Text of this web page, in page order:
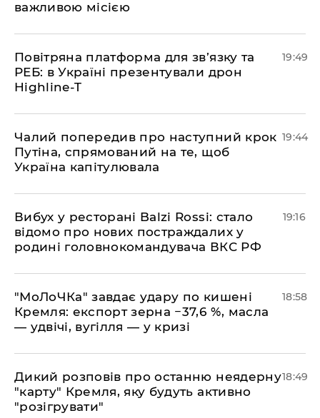
важливою місією
​Повітряна платформа для зв’язку та
РЕБ: в Україні презентували дрон
Highline-T
19:49
​Чалий попередив про наступний крок
Путіна, спрямований на те, щоб
Україна капітулювала
19:44
​Вибух у ресторані Balzi Rossi: стало
відомо про нових постраждалих у
родині головнокомандувача ВКС РФ
19:16
​"МоЛоЧКа" завдає удару по кишені
Кремля: експорт зерна −37,6 %, масла
— удвічі, вугілля — у кризі
18:58
​Дикий розповів про останню неядерну
"карту" Кремля, яку будуть активно
"розігрувати"
18:49